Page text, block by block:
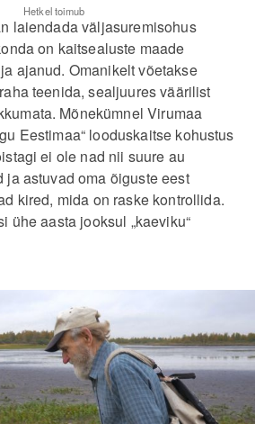
Hetkel toimub
laiendada väljasuremisohus
on kaitsealuste maade
ajanud. Omanikelt võetakse
teenida, sealjuures väärilist
Mõnekümnel Virumaa
Eestimaa“ looduskaitse kohustus
ei ole nad nii suure au
ja astuvad oma õiguste eest
kired, mida on raske kontrollida.
ühe aasta jooksul „kaeviku“